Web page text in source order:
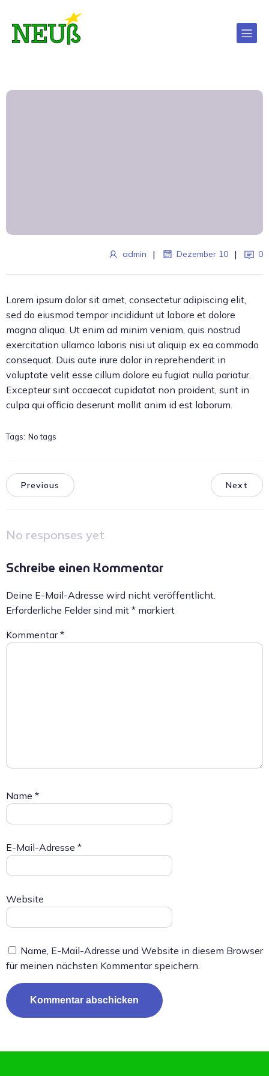
admin | Dezember 10 | 0
Lorem ipsum dolor sit amet, consectetur adipiscing elit,
sed do eiusmod tempor incididunt ut labore et dolore
magna aliqua. Ut enim ad minim veniam, quis nostrud
exercitation ullamco laboris nisi ut aliquip ex ea commodo
consequat. Duis aute irure dolor in reprehenderit in
voluptate velit esse cillum dolore eu fugiat nulla pariatur.
Excepteur sint occaecat cupidatat non proident, sunt in
culpa qui officia deserunt mollit anim id est laborum.
Tags: No tags
Previous Next
No responses yet
Schreibe einen Kommentar
Deine E-Mail-Adresse wird nicht veröffentlicht.
Erforderliche Felder sind mit * markiert
Kommentar*
Name *
E-Mail-Adresse *
Website
Name, E-Mail-Adresse und Website in diesem Browser
für meinen nächsten Kommentar speichern.